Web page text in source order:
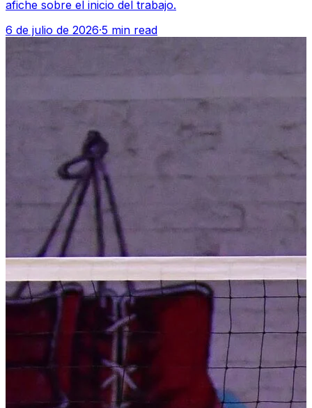
afiche sobre el inicio del trabajo.
6 de julio de 2026·5 min read